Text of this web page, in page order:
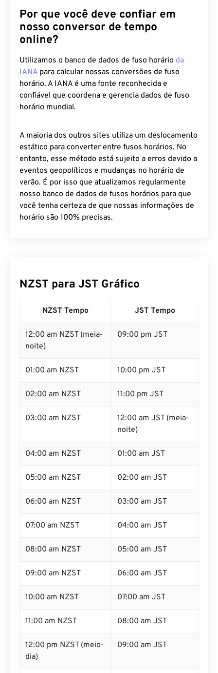
Por que você deve confiar em
nosso conversor de tempo
online?
Utilizamos o banco de dados de fuso horário da
IANA para calcular nossas conversões de fuso
horário. A IANA é uma fonte reconhecida e
confiável que coordena e gerencia dados de fuso
horário mundial.
A maioria dos outros sites utiliza um deslocamento
estático para converter entre fusos horários. No
entanto, esse método está sujeito a erros devido a
eventos geopolíticos e mudanças no horário de
verão. É por isso que atualizamos regularmente
nosso banco de dados de fusos horários para que
você tenha certeza de que nossas informações de
horário são 100% precisas.
NZST para JST Gráfico
NZST Tempo JST Tempo
12:00 am NZST (meia-
noite)
09:00 pm JST
01:00 am NZST 10:00 pm JST
02:00 am NZST 11:00 pm JST
03:00 am NZST
12:00 am JST (meia-
noite)
04:00 am NZST 01:00 am JST
05:00 am NZST 02:00 am JST
06:00 am NZST 03:00 am JST
07:00 am NZST 04:00 am JST
08:00 am NZST 05:00 am JST
09:00 am NZST 06:00 am JST
10:00 am NZST 07:00 am JST
11:00 am NZST 08:00 am JST
12:00 pm NZST (meio-
dia)
09:00 am JST